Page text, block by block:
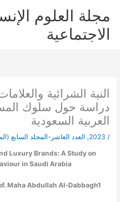
المحتوى
مجلة العلوم
الاجتماعية
النية الشرائية
دراسة حول سلوك
العربية السعودية
/
2023
, العدد العاشر-المجلد السابع
Luxury Brands: A Study on
in Saudi Arabia
Maha Abdullah Al-Dabbagh1